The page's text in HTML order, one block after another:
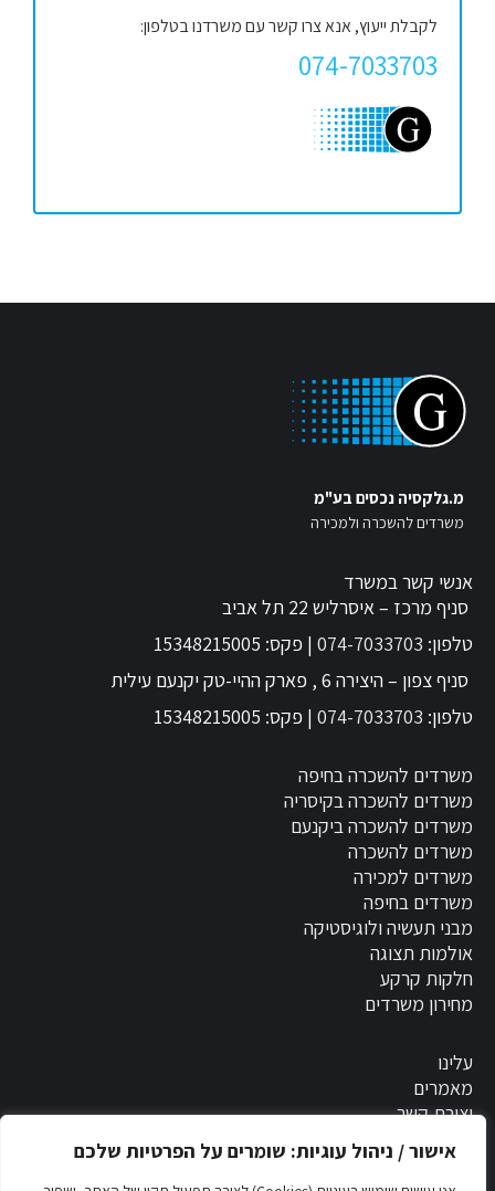
אישור / ניהול עוגיות: שומרים על הפרטיות שלכם
לקבלת ייעוץ, אנא צרו קשר עם משרדנו בטלפון:
074-7033703
מ.גלקסיה נכסים בע"מ
משרדים להשכרה ולמכירה
אנשי קשר במשרד
סניף מרכז – איסרליש 22 תל אביב
טלפון: 074-7033703 | פקס: 15348215005
סניף צפון – היצירה 6 , פארק ההיי-טק יקנעם עילית
טלפון: 074-7033703 | פקס: 15348215005
משרדים להשכרה בחיפה
משרדים להשכרה בקיסריה
משרדים להשכרה ביקנעם
משרדים להשכרה
משרדים למכירה
משרדים בחיפה
מבני תעשיה ולוגיסטיקה
אולמות תצוגה
חלקות קרקע
מחירון משרדים
עלינו
מאמרים
יצירת קשר
הסדרי נגישות